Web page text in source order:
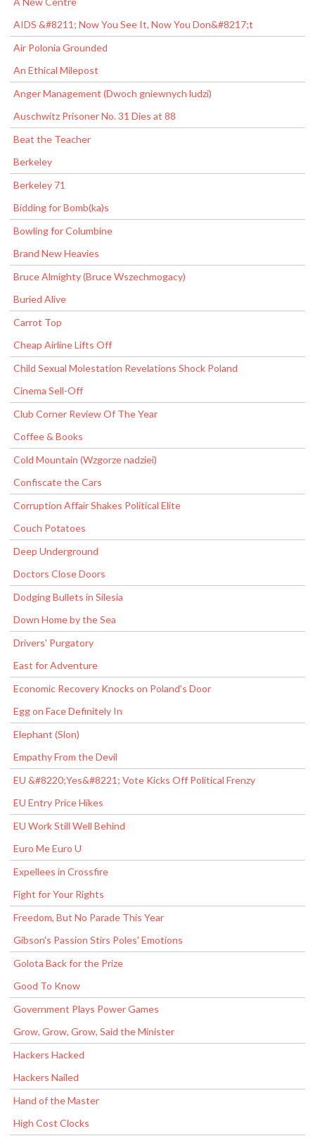
AIDS &#8211; Now You See It, Now You Don&#8217;t
Air Polonia Grounded
An Ethical Milepost
Anger Management (Dwoch gniewnych ludzi)
Auschwitz Prisoner No. 31 Dies at 88
Beat the Teacher
Berkeley
Berkeley 71
Bidding for Bomb(ka)s
Bowling for Columbine
Brand New Heavies
Bruce Almighty (Bruce Wszechmogacy)
Buried Alive
Carrot Top
Cheap Airline Lifts Off
Child Sexual Molestation Revelations Shock Poland
Cinema Sell-Off
Club Corner Review Of The Year
Coffee & Books
Cold Mountain (Wzgorze nadziei)
Confiscate the Cars
Corruption Affair Shakes Political Elite
Couch Potatoes
Deep Underground
Doctors Close Doors
Dodging Bullets in Silesia
Down Home by the Sea
Drivers' Purgatory
East for Adventure
Economic Recovery Knocks on Poland's Door
Egg on Face Definitely In
Elephant (Slon)
Empathy From the Devil
EU &#8220;Yes&#8221; Vote Kicks Off Political Frenzy
EU Entry Price Hikes
EU Work Still Well Behind
Euro Me Euro U
Expellees in Crossfire
Fight for Your Rights
Freedom, But No Parade This Year
Gibson's Passion Stirs Poles' Emotions
Golota Back for the Prize
Good To Know
Government Plays Power Games
Grow, Grow, Grow, Said the Minister
Hackers Hacked
Hackers Nailed
Hand of the Master
High Cost Clocks